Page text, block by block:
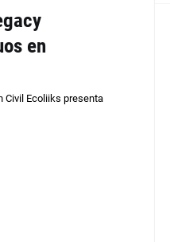
en
Civil Ecoliiks presenta